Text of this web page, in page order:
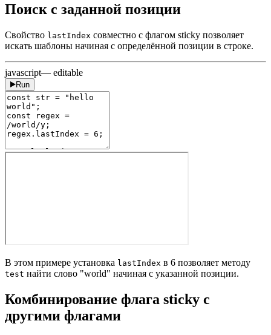
Поиск с заданной позиции
Свойство lastIndex совместно с флагом sticky позволяет
искать шаблоны начиная с определённой позиции в строке.
javascript— editable
Run
В этом примере установка lastIndex в 6 позволяет методу
test найти слово "world" начиная с указанной позиции.
Комбинирование флага sticky с
другими флагами